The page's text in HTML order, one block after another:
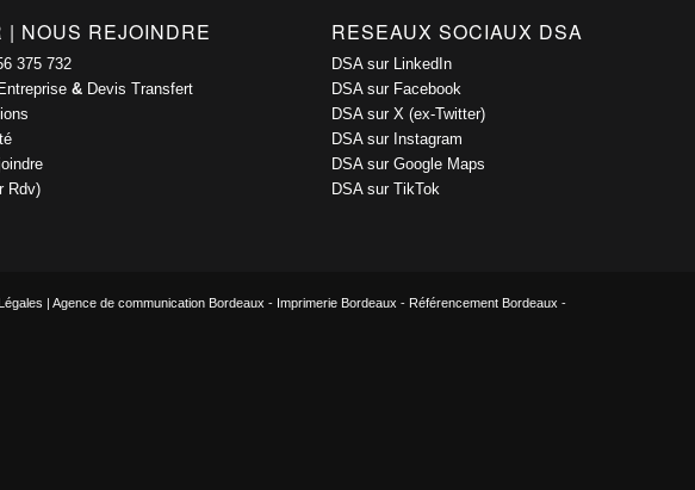
| NOUS REJOINDRE
375 732
& Devis Transfert
Rdv)
RESEAUX SOCIAUX DSA
DSA sur LinkedIn
DSA sur Facebook
DSA sur X (ex-Twitter)
DSA sur Instagram
DSA sur Google Maps
DSA sur TikTok
| Agence de communication Bordeaux - Imprimerie Bordeaux - Référencement Bordeaux -